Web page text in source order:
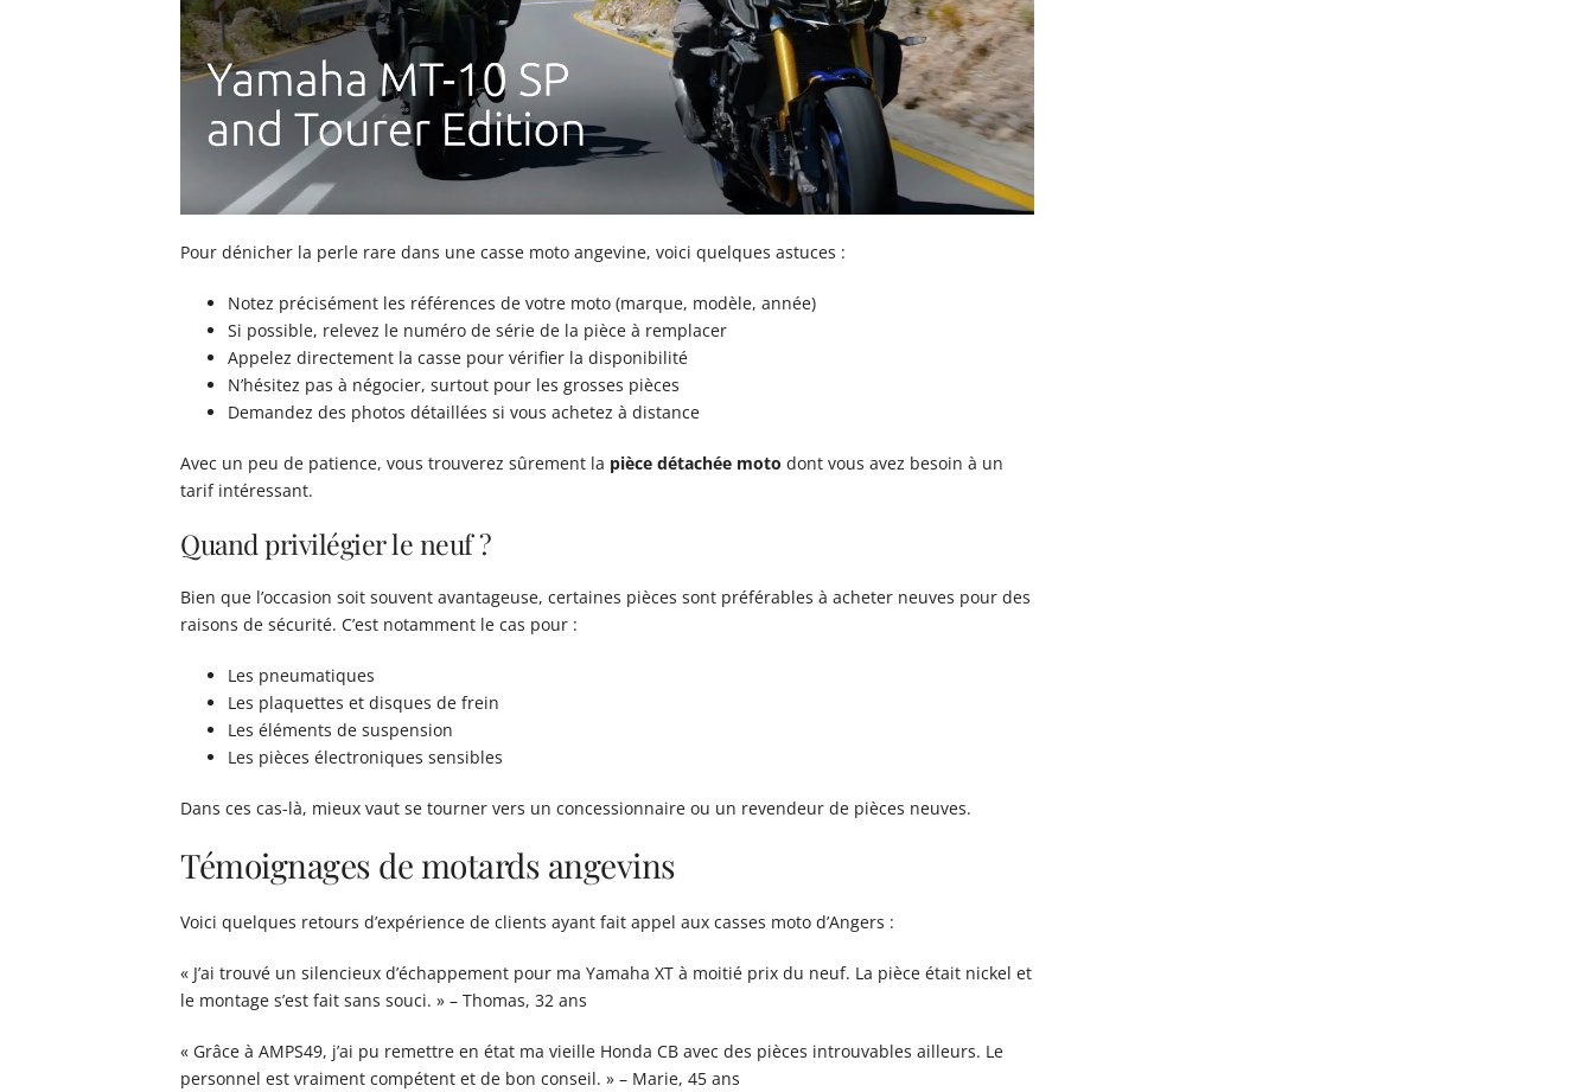
Pour dénicher la perle rare dans une casse moto angevine, voici quelques astuces :
Notez précisément les références de votre moto (marque, modèle, année)
Si possible, relevez le numéro de série de la pièce à remplacer
Appelez directement la casse pour vérifier la disponibilité
N’hésitez pas à négocier, surtout pour les grosses pièces
Demandez des photos détaillées si vous achetez à distance
Avec un peu de patience, vous trouverez sûrement la pièce détachée moto dont vous avez besoin à un
tarif intéressant.
Quand privilégier le neuf ?
Bien que l’occasion soit souvent avantageuse, certaines pièces sont préférables à acheter neuves pour des
raisons de sécurité. C’est notamment le cas pour :
Les pneumatiques
Les plaquettes et disques de frein
Les éléments de suspension
Les pièces électroniques sensibles
Dans ces cas-là, mieux vaut se tourner vers un concessionnaire ou un revendeur de pièces neuves.
Témoignages de motards angevins
Voici quelques retours d’expérience de clients ayant fait appel aux casses moto d’Angers :
« J’ai trouvé un silencieux d’échappement pour ma Yamaha XT à moitié prix du neuf. La pièce était nickel et
le montage s’est fait sans souci. » – Thomas, 32 ans
« Grâce à AMPS49, j’ai pu remettre en état ma vieille Honda CB avec des pièces introuvables ailleurs. Le
personnel est vraiment compétent et de bon conseil. » – Marie, 45 ans